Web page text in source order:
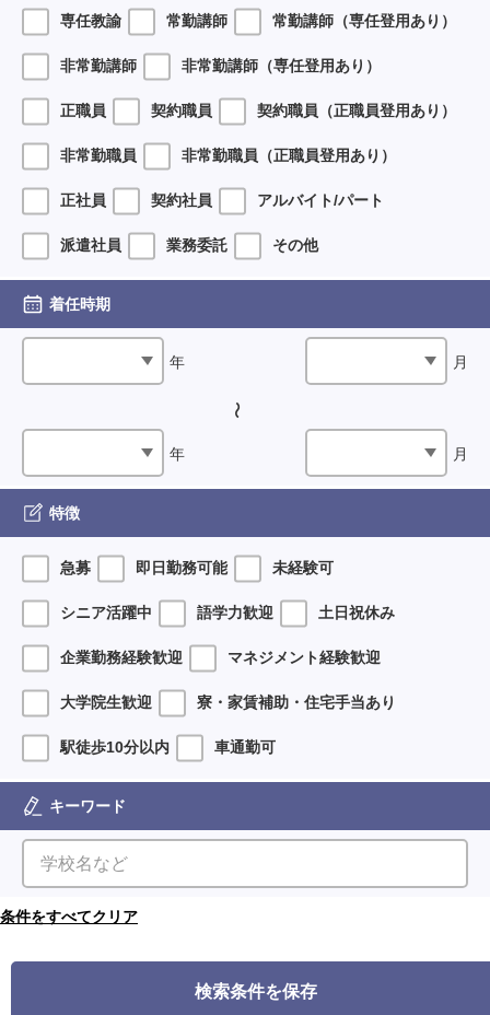
専任教諭 常勤講師 常勤講師（専任登用あり）
非常勤講師 非常勤講師（専任登用あり）
正職員 契約職員 契約職員（正職員登用あり）
非常勤職員 非常勤職員（正職員登用あり）
正社員 契約社員 アルバイト/パート
派遣社員 業務委託 その他
着任時期
年 月
年 月
特徴
急募 即日勤務可能 未経験可
シニア活躍中 語学力歓迎 土日祝休み
企業勤務経験歓迎 マネジメント経験歓迎
大学院生歓迎 寮・家賃補助・住宅手当あり
駅徒歩10分以内 車通勤可
キーワード
検索条件を保存